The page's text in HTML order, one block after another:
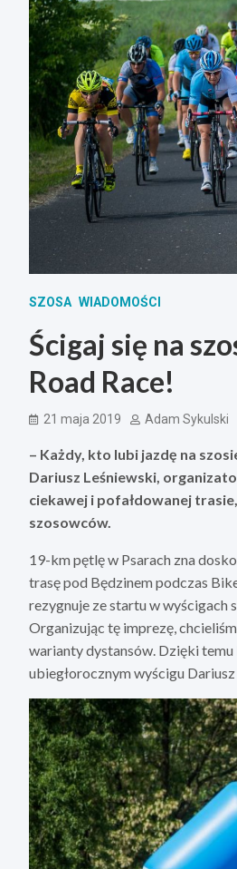
SZOSA WIADOMOŚCI
Ścigaj się na
Road Race!
21 maja 2019 Adam Sykulski
– Każdy, kto lubi jazdę na
Dariusz Leśniewski,
ciekawej i pofałdowanej
szosowców.
19-km pętlę w Psarach zna
trasę pod Będzinem podczas
rezygnuje ze startu w wyścigach
Organizując tę imprezę,
warianty dystansów. Dzięki
ubiegłorocznym wyścigu